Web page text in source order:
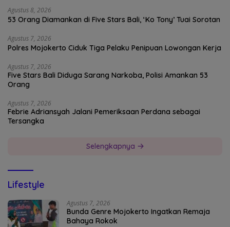
Agustus 8, 2026
53 Orang Diamankan di Five Stars Bali, ‘Ko Tony’ Tuai Sorotan
Agustus 7, 2026
Polres Mojokerto Ciduk Tiga Pelaku Penipuan Lowongan Kerja
Agustus 7, 2026
Five Stars Bali Diduga Sarang Narkoba, Polisi Amankan 53
Orang
Agustus 7, 2026
Febrie Adriansyah Jalani Pemeriksaan Perdana sebagai
Tersangka
Selengkapnya
Lifestyle
Agustus 7, 2026
Bunda Genre Mojokerto Ingatkan Remaja
Bahaya Rokok